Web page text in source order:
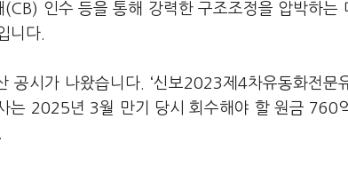
인수 등을 통해 강력한 구조조정을 압박하는
니다.
시가 나왔습니다. ‘신보2023제4차유동화전문
는 2025년 3월 만기 당시 회수해야 할 원금 760